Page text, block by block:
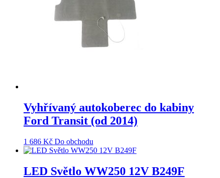
Vyhřívaný autokoberec do kabiny
Ford Transit (od 2014)
1 686 Kč Do obchodu
LED Světlo WW250 12V B249F